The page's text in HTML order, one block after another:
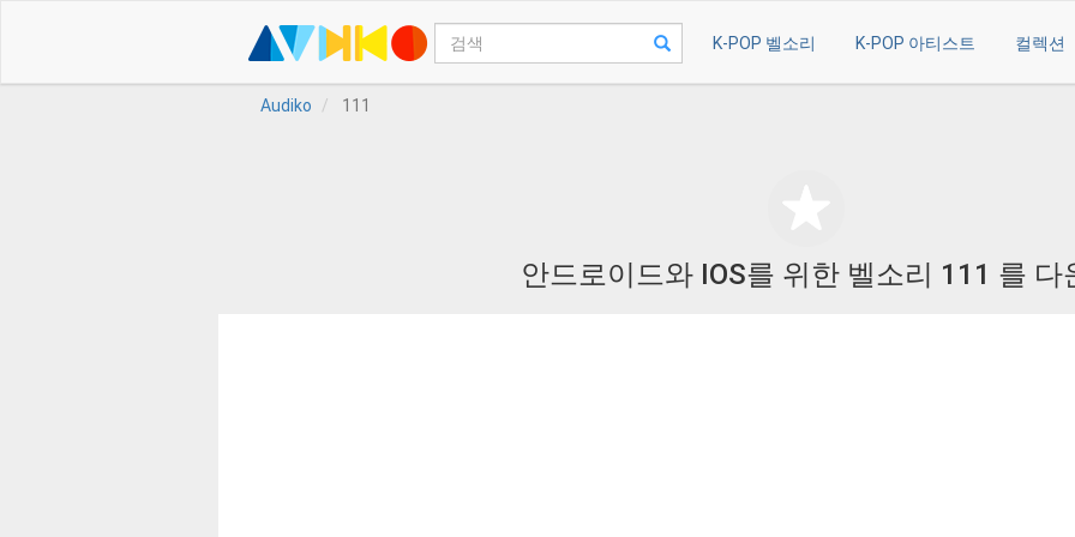
K-POP 벨소리 K-POP 아티스트 컬렉션
Audiko 111
안드로이드와 IOS를 위한 벨소리 111 를 다